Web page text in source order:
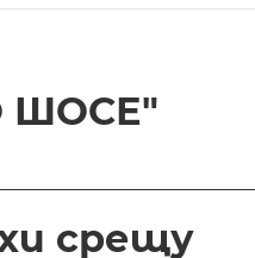
ШОСЕ"
срещу